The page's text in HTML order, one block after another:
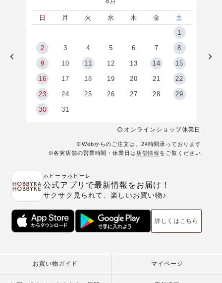
日 月 火 水 木 金
土
1
2 3 4 5 6 7 8
9 10 11 12 13 14 15
16 17 18 19 20 21 22
23 24 25 26 27 28 29
30 31
オンラインショップ休業日
※Webからのご注文は、24時間承っております
※各実店舗の営業時間・休業日は 店舗情報 をご覧ください
ホビーラホビーレ
公式アプリで最新情報をお届け！
サクサク見られて、楽しいお買い物♪
詳しくはこちら
お買い物ガイド マイページ